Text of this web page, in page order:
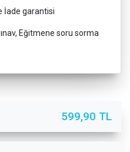
İade garantisi
Eğitmene soru sorma
599,90 TL